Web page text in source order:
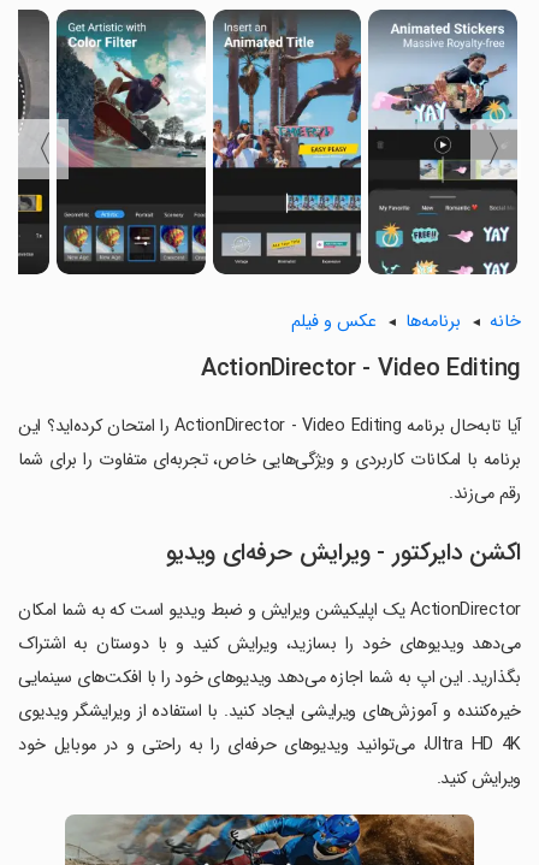
〈
〉
خانه برنامه‌ها عکس و فیلم
ActionDirector - Video Editing
آیا تابه‌حال برنامه ActionDirector - Video Editing را امتحان کرده‌اید؟ این
برنامه با امکانات کاربردی و ویژگی‌هایی خاص، تجربه‌ای متفاوت را برای شما
رقم می‌زند.
اکشن دایرکتور - ویرایش حرفه‌ای ویدیو
ActionDirector یک اپلیکیشن ویرایش و ضبط ویدیو است که به شما امکان
می‌دهد ویدیوهای خود را بسازید، ویرایش کنید و با دوستان به اشتراک
بگذارید. این اپ به شما اجازه می‌دهد ویدیوهای خود را با افکت‌های سینمایی
خیره‌کننده و آموزش‌های ویرایشی ایجاد کنید. با استفاده از ویرایشگر ویدیوی
Ultra HD 4K، می‌توانید ویدیوهای حرفه‌ای را به راحتی و در موبایل خود
ویرایش کنید.